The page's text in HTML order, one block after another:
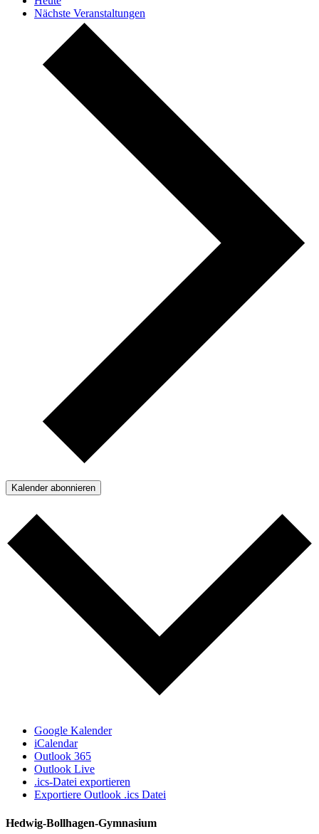
Nächste Veranstaltungen
Kalender abonnieren
Google Kalender
iCalendar
Outlook 365
Outlook Live
.ics-Datei exportieren
Exportiere Outlook .ics Datei
Hedwig-Bollhagen-Gymnasium